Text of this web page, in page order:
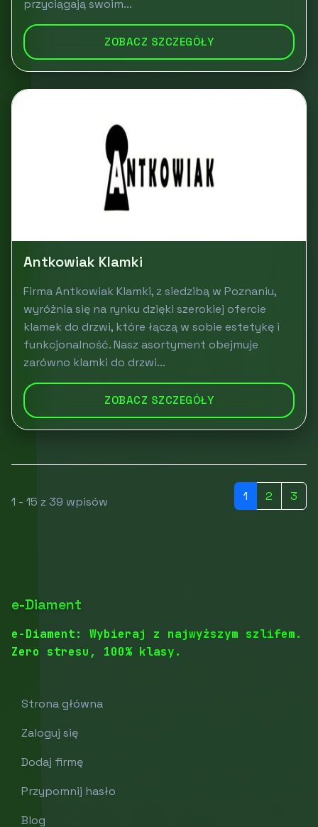
przyciągają swoim...
ZOBACZ SZCZEGÓŁY
Antkowiak Klamki
Firma Antkowiak Klamki, z siedzibą w Poznaniu,
wyróżnia się na rynku dzięki szerokiej ofercie
klamek do drzwi, które łączą w sobie estetykę i
funkcjonalność. Nasz asortyment obejmuje
zarówno klamki do drzwi...
ZOBACZ SZCZEGÓŁY
1 - 15 z 39 wpisów 1 2 3
e-Diament
e-Diament: Wybieraj z najwyższym szlifem.
Zero stresu, 100% klasy.
Strona główna
Zaloguj się
Dodaj firmę
Przypomnij hasło
Blog